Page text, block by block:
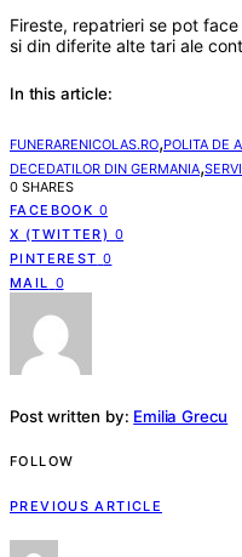
Fireste, repatrieri se pot
si din diferite alte tari ale
In this article:
FUNERARENICOLAS.RO,POLITA DE
DECEDATILOR DIN GERMANIA,
0 SHARES
FACEBOOK 0
X (TWITTER) 0
PINTEREST 0
MAIL
0
Post written by: Emilia Grecu
FOLLOW
PREVIOUS ARTICLE